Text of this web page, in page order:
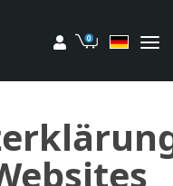
Mein Konto